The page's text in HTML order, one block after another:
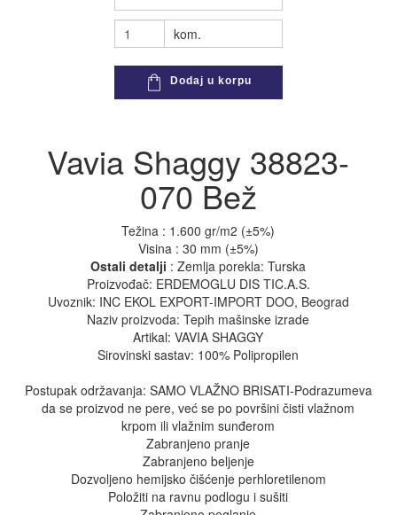
kom.
Dodaj u korpu
Vavia Shaggy 38823-
070 Bež
Težina : 1.600 gr/m2 (±5%)
Visina : 30 mm (±5%)
Ostali detalji : Zemlja porekla: Turska
Proizvođač: ERDEMOGLU DIS TIC.A.S.
Uvoznik: INC EKOL EXPORT-IMPORT DOO, Beograd
Naziv proizvoda: Tepih mašinske izrade
Artikal: VAVIA SHAGGY
Sirovinski sastav: 100% Polipropilen
Postupak održavanja: SAMO VLAŽNO BRISATI-Podrazumeva
da se proizvod ne pere, već se po površini čisti vlažnom
krpom ili vlažnim sunđerom
Zabranjeno pranje
Zabranjeno beljenje
Dozvoljeno hemijsko čišćenje perhloretilenom
Položiti na ravnu podlogu i sušiti